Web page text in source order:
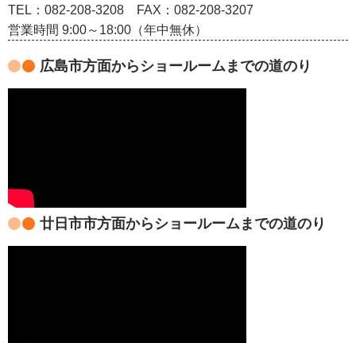
TEL：082‐208‐3208
FAX：082-208-3207
営業時間 9:00～18:00（年中無休）
広島市方面からショールームまでの道のり
廿日市市方面からショールームまでの道のり